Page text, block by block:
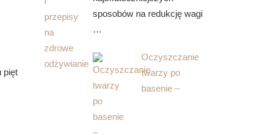
pięt
sposobów na redukcję wagi
…
Oczyszczanie
twarzy po
basenie –